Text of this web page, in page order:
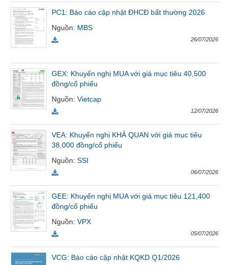
PC1: Báo cáo cập nhật ĐHCĐ bất thường 2026
Nguồn: MBS
26/07/2026
GEX: Khuyến nghị MUA với giá mục tiêu 40,500
đồng/cổ phiếu
Nguồn:Vietcap
12/07/2026
VEA: Khuyến nghị KHẢ QUAN với giá mục tiêu
38,000 đồng/cổ phiếu
Nguồn:SSI
06/07/2026
GEE: Khuyến nghị MUA với giá mục tiêu 121,400
đồng/cổ phiếu
Nguồn:VPX
05/07/2026
VCG: Báo cáo cập nhật KQKD Q1/2026
chứng
khoán
(-)
Tất cả
Lãnh
đạo
(-)
Người nội bộ
Tin
tức
(-)
Bài
viết
của
tác
giả